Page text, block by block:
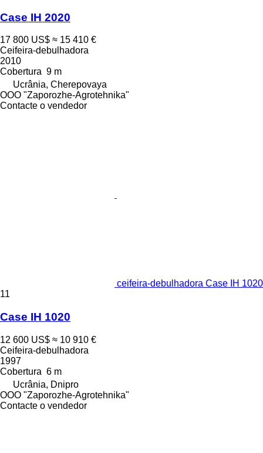
Case IH 2020
17 800 US$ ≈ 15 410 €
Ceifeira-debulhadora
2010
Cobertura 9 m
Ucrânia, Cherepovaya
OOO "Zaporozhe-Agrotehnika"
Contacte o vendedor
ceifeira-debulhadora Case IH 1020
11
Case IH 1020
12 600 US$ ≈ 10 910 €
Ceifeira-debulhadora
1997
Cobertura 6 m
Ucrânia, Dnipro
OOO "Zaporozhe-Agrotehnika"
Contacte o vendedor